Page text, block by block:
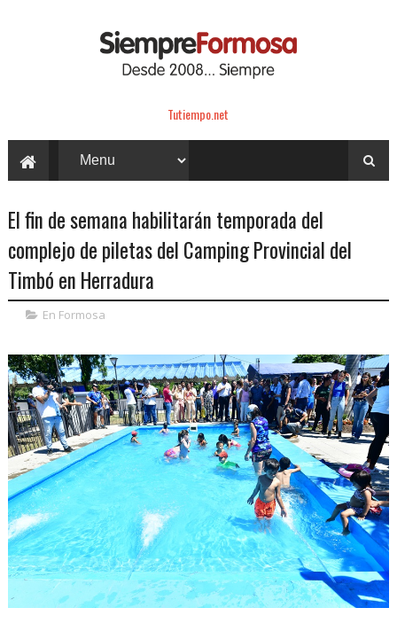
Tutiempo.net
El fin de semana habilitarán temporada del
complejo de piletas del Camping Provincial del
Timbó en Herradura
En Formosa